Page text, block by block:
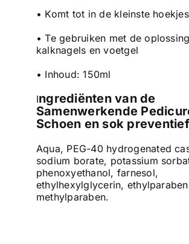
• Komt tot in de kleinste hoekjes
• Te gebruiken met de
kalknagels en voetgel
• Inhoud: 150ml
Ingrediënten van de
Samenwerkende
Schoen en sok
Aqua, PEG-40 hydrogenated
sodium borate, potassium
phenoxyethanol, farnesol,
ethylhexylglycerin,
methylparaben.